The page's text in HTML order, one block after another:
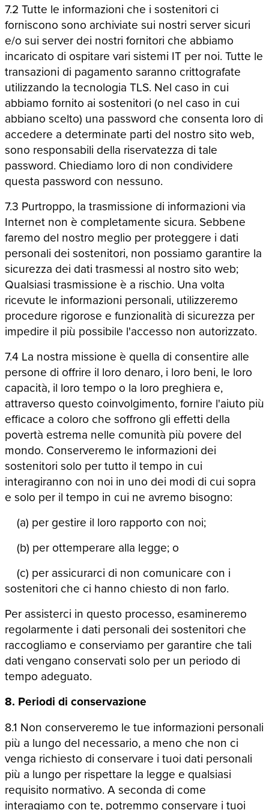
7.2 Tutte le informazioni che i sostenitori ci
forniscono sono archiviate sui nostri server sicuri
e/o sui server dei nostri fornitori che abbiamo
incaricato di ospitare vari sistemi IT per noi. Tutte le
transazioni di pagamento saranno crittografate
utilizzando la tecnologia TLS. Nel caso in cui
abbiamo fornito ai sostenitori (o nel caso in cui
abbiano scelto) una password che consenta loro di
accedere a determinate parti del nostro sito web,
sono responsabili della riservatezza di tale
password. Chiediamo loro di non condividere
questa password con nessuno.
7.3 Purtroppo, la trasmissione di informazioni via
Internet non è completamente sicura. Sebbene
faremo del nostro meglio per proteggere i dati
personali dei sostenitori, non possiamo garantire la
sicurezza dei dati trasmessi al nostro sito web;
Qualsiasi trasmissione è a rischio. Una volta
ricevute le informazioni personali, utilizzeremo
procedure rigorose e funzionalità di sicurezza per
impedire il più possibile l'accesso non autorizzato.
7.4 La nostra missione è quella di consentire alle
persone di offrire il loro denaro, i loro beni, le loro
capacità, il loro tempo o la loro preghiera e,
attraverso questo coinvolgimento, fornire l'aiuto più
efficace a coloro che soffrono gli effetti della
povertà estrema nelle comunità più povere del
mondo. Conserveremo le informazioni dei
sostenitori solo per tutto il tempo in cui
interagiranno con noi in uno dei modi di cui sopra
e solo per il tempo in cui ne avremo bisogno:
(a) per gestire il loro rapporto con noi;
(b) per ottemperare alla legge; o
(c) per assicurarci di non comunicare con i
sostenitori che ci hanno chiesto di non farlo.
Per assisterci in questo processo, esamineremo
regolarmente i dati personali dei sostenitori che
raccogliamo e conserviamo per garantire che tali
dati vengano conservati solo per un periodo di
tempo adeguato.
8. Periodi di conservazione
8.1 Non conserveremo le tue informazioni personali
più a lungo del necessario, a meno che non ci
venga richiesto di conservare i tuoi dati personali
più a lungo per rispettare la legge e qualsiasi
requisito normativo. A seconda di come
interagiamo con te, potremmo conservare i tuoi